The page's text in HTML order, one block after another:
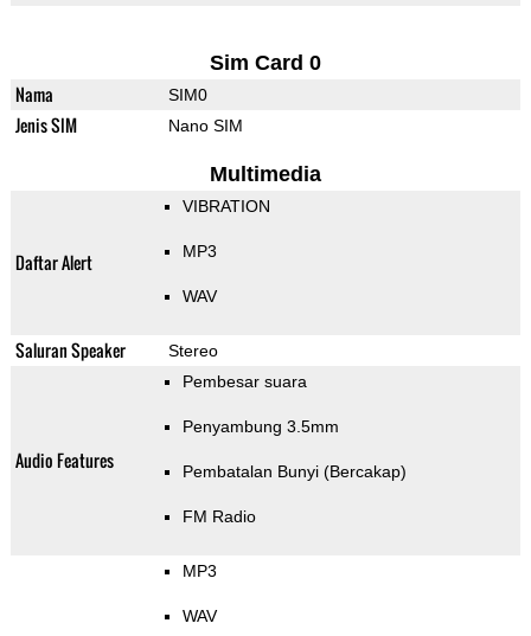
Sim Card 0
Nama SIM0
Jenis SIM Nano SIM
Multimedia
Daftar Alert
VIBRATION
MP3
WAV
Saluran Speaker Stereo
Audio Features
Pembesar suara
Penyambung 3.5mm
Pembatalan Bunyi (Bercakap)
FM Radio
MP3
WAV